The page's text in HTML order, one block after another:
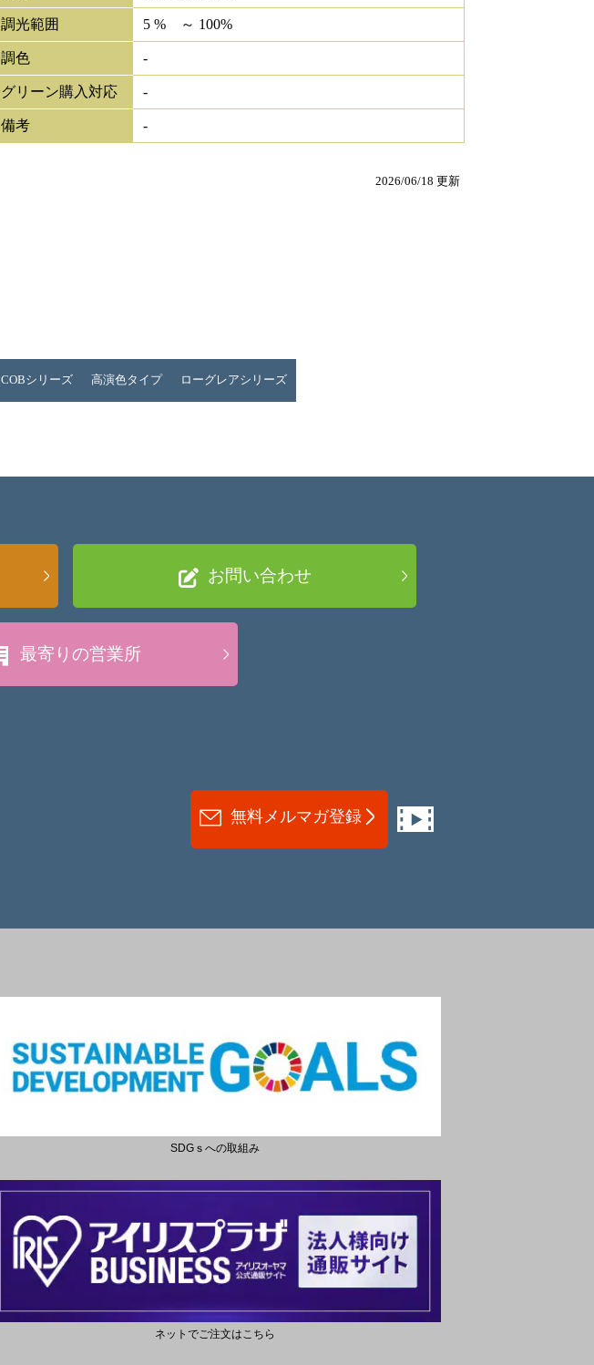
調光範囲 5 % ～ 100%
調色 -
グリーン購入対応 -
備考 -
2026/06/18 更新
COBシリーズ 高演色タイプ ローグレアシリーズ
お問い合わせ
最寄りの営業所
無料メルマガ登録
SDGｓへの取組み
ネットでご注文はこちら